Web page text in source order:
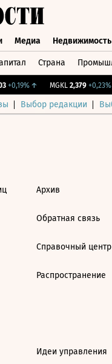
Медиа Недвижимость
Страна
+0,19%↑ MGKL 2,379 +0,23%
Выбор редакции
Архив
Обратная связь
Справочный центр
Распространение
Идеи управления